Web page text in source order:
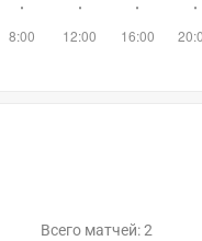
Всего матчей: 2